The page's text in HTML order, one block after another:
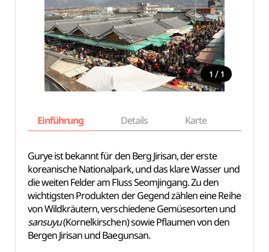
1 / 1
Einführung Details Karte
Gurye ist bekannt für den Berg Jirisan, der erste
koreanische Nationalpark, und das klare Wasser und
die weiten Felder am Fluss Seomjingang. Zu den
wichtigsten Produkten der Gegend zählen eine Reihe
von Wildkräutern, verschiedene Gemüsesorten und
sansuyu(Kornelkirschen) sowie Pflaumen von den
Bergen Jirisan und Baegunsan.